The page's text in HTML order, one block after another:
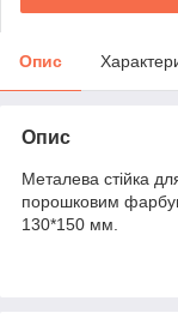
Опис
Опис
Металева стійка
порошковим
130*150 мм.